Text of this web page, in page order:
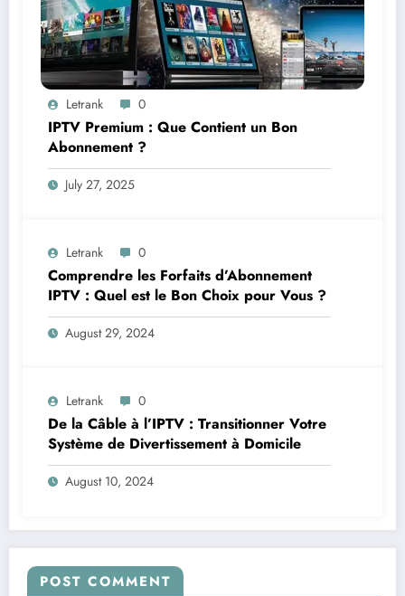
Letrank 0
IPTV Premium : Que Contient un Bon
Abonnement ?
July 27, 2025
Letrank 0
Comprendre les Forfaits d’Abonnement
IPTV : Quel est le Bon Choix pour Vous ?
August 29, 2024
Letrank 0
De la Câble à l’IPTV : Transitionner Votre
Système de Divertissement à Domicile
August 10, 2024
POST COMMENT